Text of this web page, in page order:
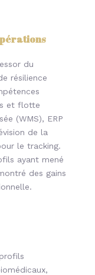
du
résilience
et flotte
(WMS), ERP
de la
le tracking.
ayant mené
des gains